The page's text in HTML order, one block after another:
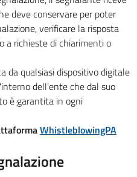
deve conservare per poter
verificare la risposta
a richieste di chiarimenti o
da qualsiasi dispositivo digitale
dell'ente che dal suo
è garantita in ogni
WhistleblowingPA